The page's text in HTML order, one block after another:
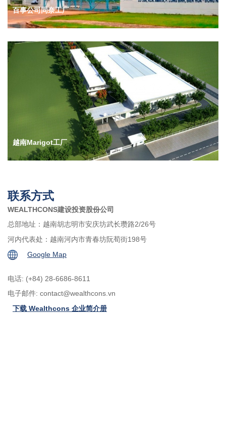
百事公司同奈工厂
越南Marigot工厂
联系方式
WEALTHCONS建设投资股份公司
总部地址：越南胡志明市安庆坊武长瓒路2/26号
河内代表处：越南河内市青春坊阮荀街198号
Google Map
电话: (+84) 28-6686-8611
电子邮件: contact@wealthcons.vn
下载 Wealthcons 企业简介册